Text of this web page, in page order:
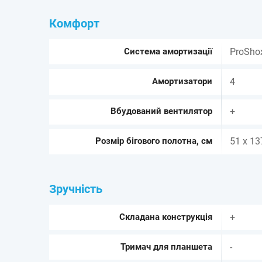
Комфорт
Система амортизації
Амортизатори 4
Вбудований вентилятор +
Розмір бігового полотна, см 51 х
Зручність
Складана конструкція +
Тримач для планшета -